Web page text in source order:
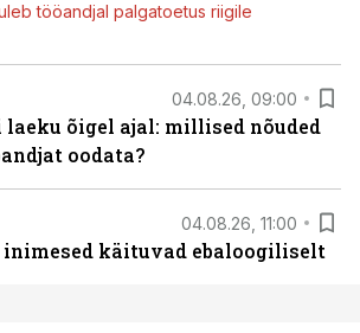
tööandjal palgatoetus riigile
04.08.26, 09:00
õigel ajal: millised nõuded
oodata?
04.08.26, 11:00
käituvad ebaloogiliselt